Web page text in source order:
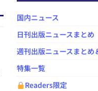
国内ニュース
日刊出版ニュースまとめ
週刊出版ニュースまとめ
特集一覧
Readers限定